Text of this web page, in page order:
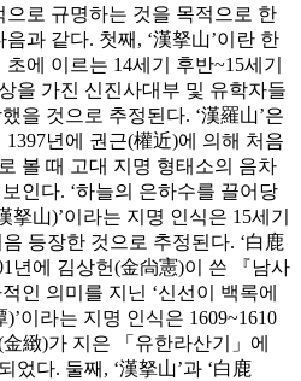
로 규명하는 것을 목적으로 한
과 같다. 첫째, ‘漢拏山’이란 한
에 이르는 14세기 후반~15세기
을 가진 신진사대부 및 유학자들
을 것으로 추정된다. ‘漢羅山’은
년에 권근(權近)에 의해 처음
볼 때 고대 지명 형태소의 음차
인다. ‘하늘의 은하수를 끌어당
山)’이라는 지명 인식은 15세기
등장한 것으로 추정된다. ‘白鹿
년에 김상헌(金尙憲)이 쓴 『남사
인 의미를 지닌 ‘신선이 백록에
이라는 지명 인식은 1609~1610
緻)가 지은 「유한라산기」에
었다. 둘째, ‘漢拏山’과 ‘白鹿